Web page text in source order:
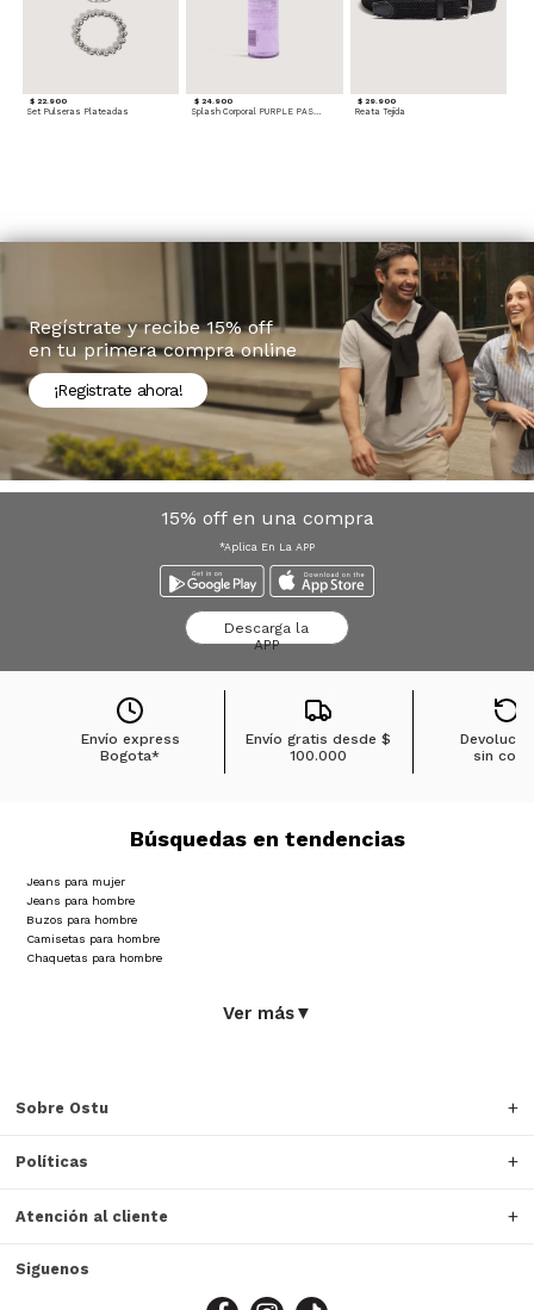
$ 22.900
Set Pulseras Plateadas
$ 24.900
Splash Corporal PURPLE PASSION - Floral
$ 29.900
Reata Tejida
Regístrate y recibe 15% off
en tu primera compra online
¡Registrate ahora!
15% off en una compra
*Aplica En La APP
Descarga la
APP
Envío express
Bogota*
Envío gratis desde$
100.000
sin
Búsquedas en tendencias
Jeans para mujer
Jeans para hombre
Buzos para hombre
Camisetas para hombre
Chaquetas para hombre
Ver más▼
Sobre Ostu
Políticas
Atención al cliente
Siguenos